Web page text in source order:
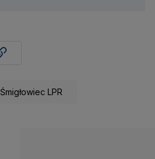
Śmigłowiec LPR